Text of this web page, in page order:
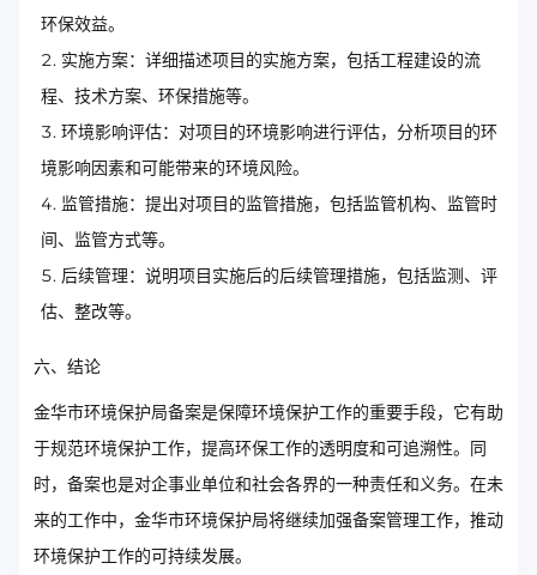
环保效益。
实施方案：详细描述项目的实施方案，包括工程建设的流
程、技术方案、环保措施等。
环境影响评估：对项目的环境影响进行评估，分析项目的环
境影响因素和可能带来的环境风险。
监管措施：提出对项目的监管措施，包括监管机构、监管时
间、监管方式等。
后续管理：说明项目实施后的后续管理措施，包括监测、评
估、整改等。
六、结论
金华市环境保护局备案是保障环境保护工作的重要手段，它有助
于规范环境保护工作，提高环保工作的透明度和可追溯性。同
时，备案也是对企事业单位和社会各界的一种责任和义务。在未
来的工作中，金华市环境保护局将继续加强备案管理工作，推动
环境保护工作的可持续发展。